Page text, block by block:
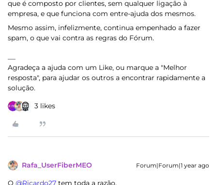
que é composto por clientes, sem qualquer ligação à
empresa, e que funciona com entre-ajuda dos mesmos.
Mesmo assim, infelizmente, continua empenhado a fazer
spam, o que vai contra as regras do Fórum.
Agradeça a ajuda com um Like, ou marque a "Melhor
resposta", para ajudar os outros a encontrar rapidamente a
solução.
3 likes
Rafa_UserFiberMEO Forum|Forum|1 year ago
O ​ @Ricardo27 tem toda a razão.